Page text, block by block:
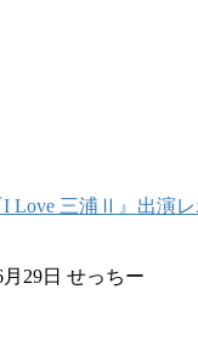
Love 三浦Ⅱ』出演
29日 せっちー